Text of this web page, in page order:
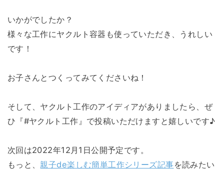
いかがでしたか？
様々な工作にヤクルト容器も使っていただき、うれしい
です！
お子さんとつくってみてくださいね！
そして、ヤクルト工作のアイディアがありましたら、ぜ
ひ『#ヤクルト工作』で投稿いただけますと嬉しいです♪
次回は2022年12月1日公開予定です。
もっと、 親子de楽しむ簡単工作シリーズ記事を読みたい